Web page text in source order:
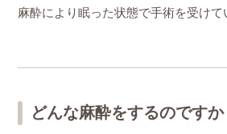
麻酔により眠った状態で手術を受けて
どんな麻酔をするのですか